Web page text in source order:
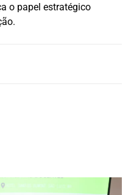
o papel estratégico